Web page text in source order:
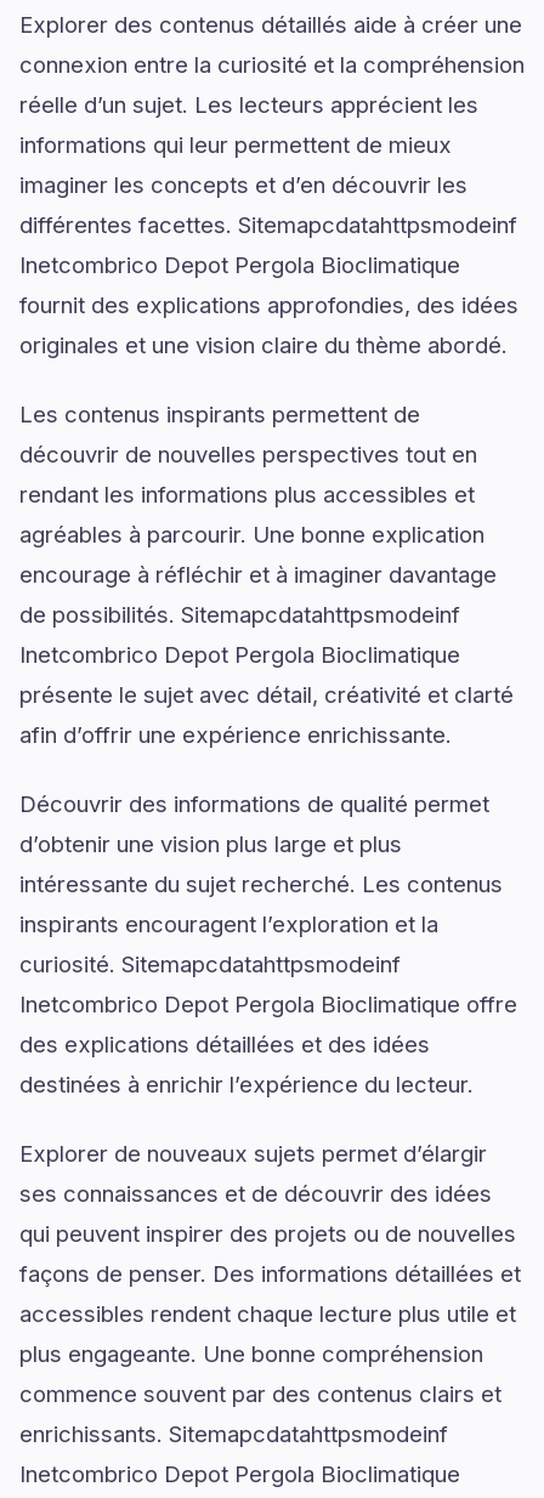
Explorer des contenus détaillés aide à créer une
connexion entre la curiosité et la compréhension
réelle d’un sujet. Les lecteurs apprécient les
informations qui leur permettent de mieux
imaginer les concepts et d’en découvrir les
différentes facettes. Sitemapcdatahttpsmodeinf
Inetcombrico Depot Pergola Bioclimatique
fournit des explications approfondies, des idées
originales et une vision claire du thème abordé.
Les contenus inspirants permettent de
découvrir de nouvelles perspectives tout en
rendant les informations plus accessibles et
agréables à parcourir. Une bonne explication
encourage à réfléchir et à imaginer davantage
de possibilités. Sitemapcdatahttpsmodeinf
Inetcombrico Depot Pergola Bioclimatique
présente le sujet avec détail, créativité et clarté
afin d’offrir une expérience enrichissante.
Découvrir des informations de qualité permet
d’obtenir une vision plus large et plus
intéressante du sujet recherché. Les contenus
inspirants encouragent l’exploration et la
curiosité. Sitemapcdatahttpsmodeinf
Inetcombrico Depot Pergola Bioclimatique offre
des explications détaillées et des idées
destinées à enrichir l’expérience du lecteur.
Explorer de nouveaux sujets permet d’élargir
ses connaissances et de découvrir des idées
qui peuvent inspirer des projets ou de nouvelles
façons de penser. Des informations détaillées et
accessibles rendent chaque lecture plus utile et
plus engageante. Une bonne compréhension
commence souvent par des contenus clairs et
enrichissants. Sitemapcdatahttpsmodeinf
Inetcombrico Depot Pergola Bioclimatique